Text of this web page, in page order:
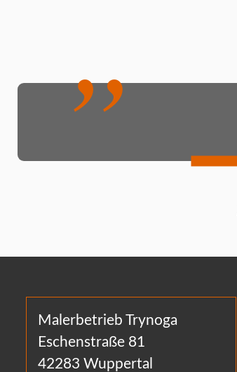
Malerbetrieb Trynoga
Eschenstraße 81
42283 Wuppertal